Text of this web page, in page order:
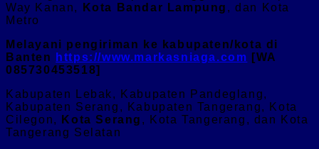
Way Kanan,
Kota Bandar Lampung , dan Kota
Metro
Melayani pengiriman ke kabupaten/kota di
Banten
https://www.markasniaga.com [WA
085730453518]
Kabupaten Lebak, Kabupaten Pandeglang,
Kabupaten Serang, Kabupaten Tangerang, Kota
Cilegon,
Kota Serang , Kota Tangerang, dan Kota
Tangerang Selatan